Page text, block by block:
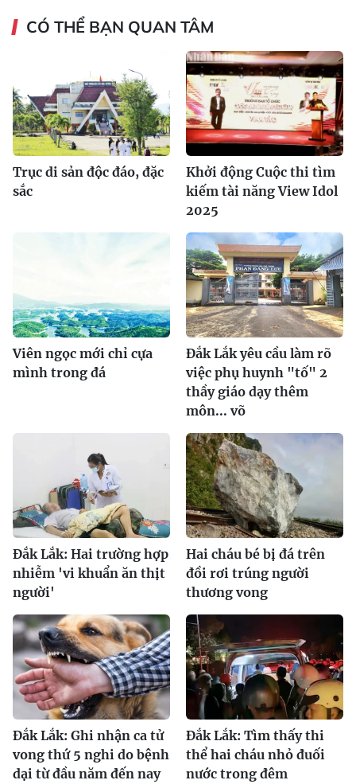
CÓ THỂ BẠN QUAN TÂM
Trục di sản độc đáo, đặc
sắc
Khởi động Cuộc thi tìm
kiếm tài năng View Idol
2025
Viên ngọc mới chỉ cựa
mình trong đá
Đắk Lắk yêu cầu làm rõ
việc phụ huynh "tố" 2
thầy giáo dạy thêm
môn... võ
Đắk Lắk: Hai trường hợp
nhiễm 'vi khuẩn ăn thịt
người'
Hai cháu bé bị đá trên
đồi rơi trúng người
thương vong
Đắk Lắk: Ghi nhận ca tử
vong thứ 5 nghi do bệnh
dại từ đầu năm đến nay
Đắk Lắk: Tìm thấy thi
thể hai cháu nhỏ đuối
nước trong đêm